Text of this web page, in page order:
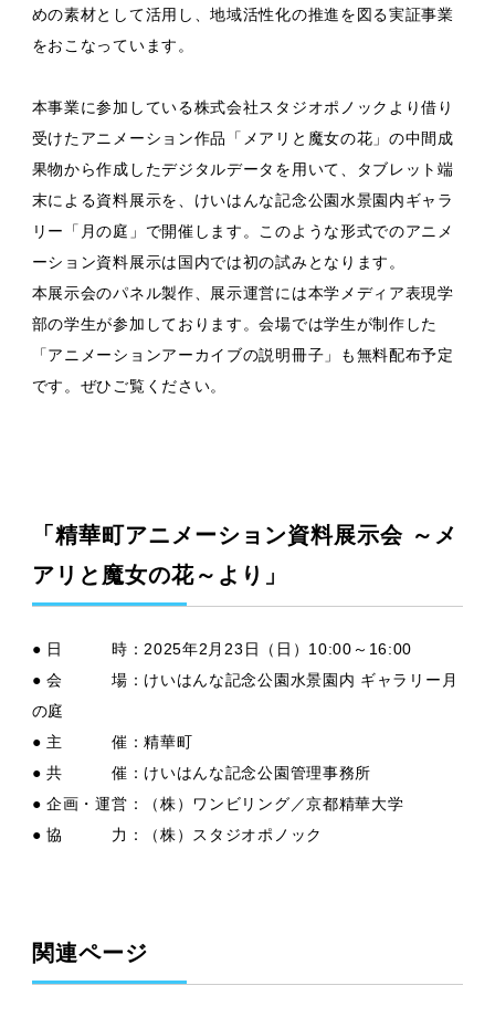
めの素材として活用し、地域活性化の推進を図る実証事業
をおこなっています。
本事業に参加している株式会社スタジオポノックより借り
受けたアニメーション作品「メアリと魔女の花」の中間成
果物から作成したデジタルデータを用いて、タブレット端
末による資料展示を、けいはんな記念公園水景園内ギャラ
リー「月の庭」で開催します。このような形式でのアニメ
ーション資料展示は国内では初の試みとなります。
本展示会のパネル製作、展示運営には本学メディア表現学
部の学生が参加しております。会場では学生が制作した
「アニメーションアーカイブの説明冊子」も無料配布予定
です。ぜひご覧ください。
「精華町アニメーション資料展示会 ～メ
アリと魔女の花～より」
● 日 時：2025年2月23日（日）10:00～16:00
● 会 場：けいはんな記念公園水景園内 ギャラリー月
の庭
● 主 催：精華町
● 共 催：けいはんな記念公園管理事務所
● 企画・運営：（株）ワンビリング／京都精華大学
● 協 力：（株）スタジオポノック
関連ページ